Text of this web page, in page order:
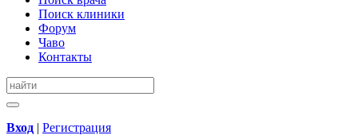
Поиск клиники
Форум
Чаво
Контакты
Вход | Регистрация